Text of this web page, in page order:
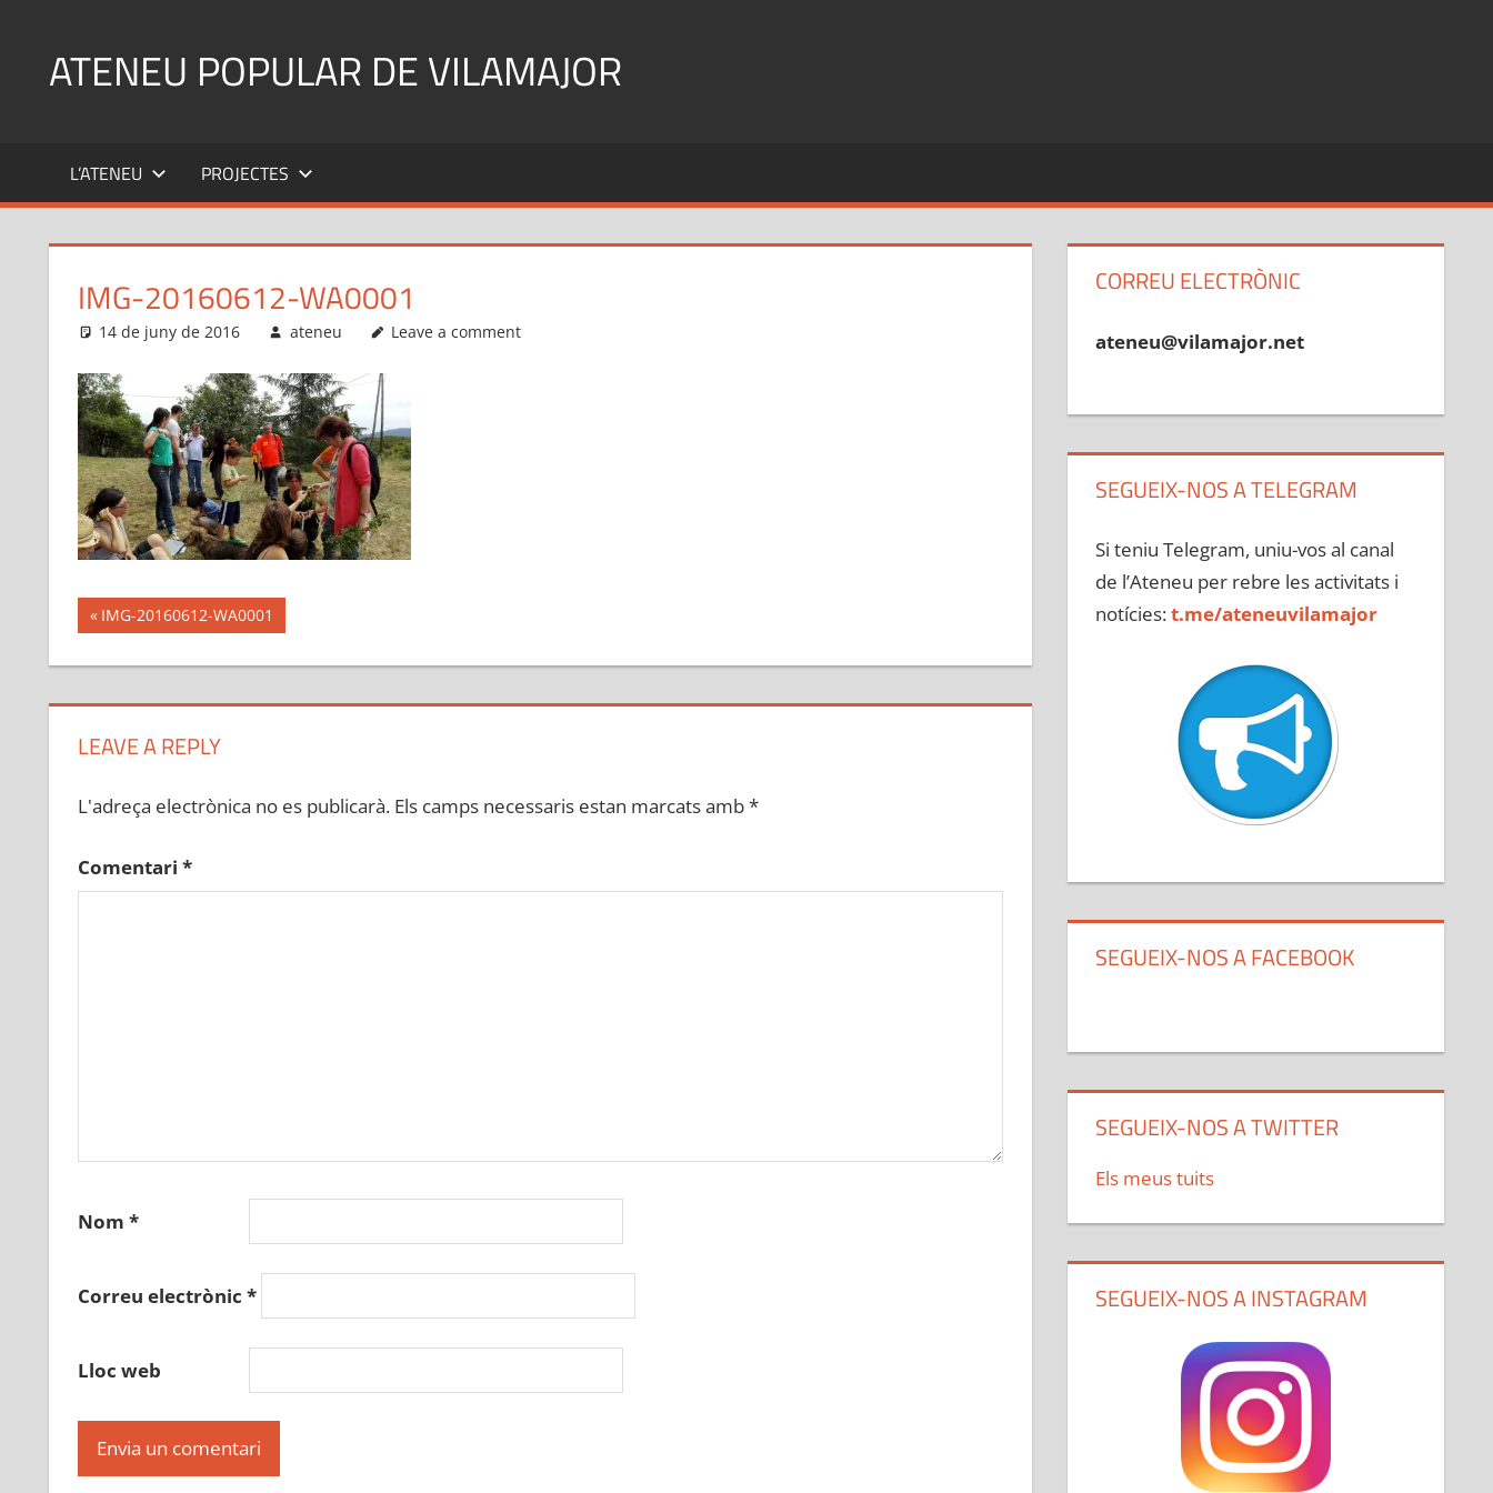
contentATENEU POPULAR DE VILAMAJOR
L’ATENEU PROJECTES
IMG-20160612-WA0001
14 de juny de 2016 ateneu Leave a comment
Navegació
d'entrades
Previous
Post:
IMG-20160612-WA0001
LEAVE A REPLY
L'adreça electrònica no es publicarà. Els camps necessaris estan marcats amb*
Comentari *
Nom *
Correu electrònic *
Lloc web
CORREU ELECTRÒNIC
ateneu@vilamajor.net
SEGUEIX-NOS A TELEGRAM
Si teniu Telegram, uniu-vos al canal
de l’Ateneu per rebre les activitats i
notícies:t.me/ateneuvilamajor
SEGUEIX-NOS A FACEBOOK
SEGUEIX-NOS A TWITTER
Els meus tuits
SEGUEIX-NOS A INSTAGRAM